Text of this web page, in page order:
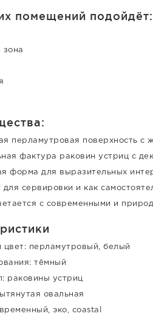
помещений подойдёт:
зона
перламутровая поверхность с
фактура раковин устриц с
форма для выразительных
для сервировки и как
с современными и
цвет: перламутровый, белый
тёмный
раковины устриц
овальная
эко, coastal